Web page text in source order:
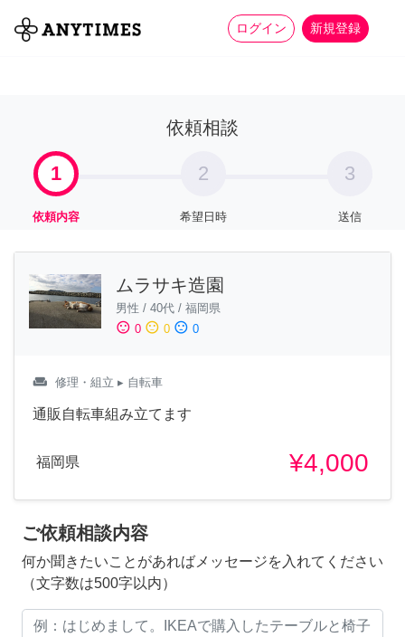
ログイン 新規登録
全て 家事 more_horiz
依頼相談
1
依頼内容
2
希望日時
3
送信
ムラサキ造園
男性 / 40代 / 福岡県
sentiment_satisfied 0 sentiment_neutral 0 sentiment_dissatisfied 0
weekend 修理・組立 ▸ 自転車
通販自転車組み立てます
福岡県 ¥4,000
ご依頼相談内容
何か聞きたいことがあればメッセージを入れてください
（文字数は500字以内）